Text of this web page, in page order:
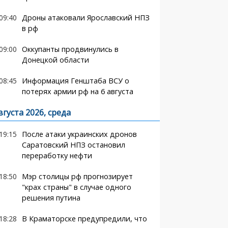
Дроны атаковали Ярославский НПЗ
в рф
Оккупанты продвинулись в
Донецкой области
Информация Генштаба ВСУ о
потерях армии рф на 6 августа
2026, среда
После атаки украинских дронов
Саратовский НПЗ остановил
переработку нефти
Мэр столицы рф прогнозирует
"крах страны" в случае одного
решения путина
В Краматорске предупредили, что